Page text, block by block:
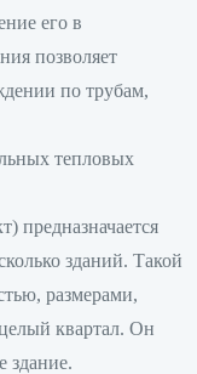
его в
позволяет
по трубам,
тепловых
предназначается
зданий. Такой
размерами,
квартал. Он
здание.